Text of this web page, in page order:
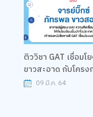
ติววิชา GAT เชื่อม
ขาวสะอาด กับโคร
09 มี.ค. 64